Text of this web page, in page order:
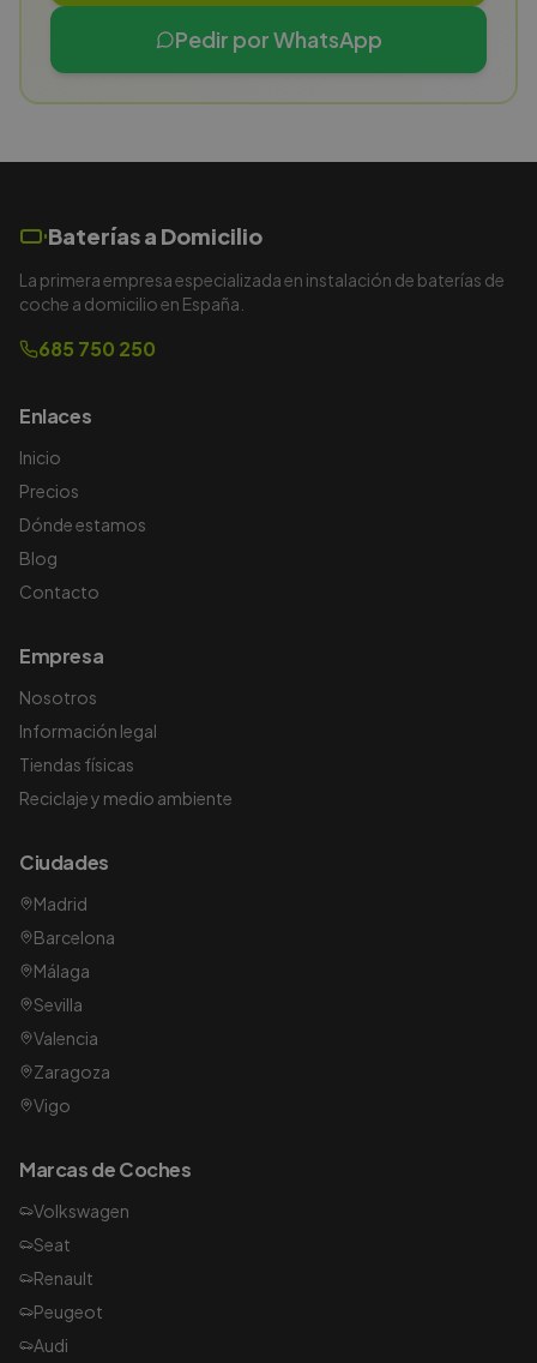
Pedir por WhatsApp
Baterías a Domicilio
La primera empresa especializada en instalación de baterías de
coche a domicilio en España.
685 750 250
Enlaces
Inicio
Precios
Dónde estamos
Blog
Contacto
Empresa
Nosotros
Información legal
Tiendas físicas
Reciclaje y medio ambiente
Ciudades
Madrid
Barcelona
Málaga
Sevilla
Valencia
Zaragoza
Vigo
Marcas de Coches
Volkswagen
Seat
Renault
Peugeot
Audi